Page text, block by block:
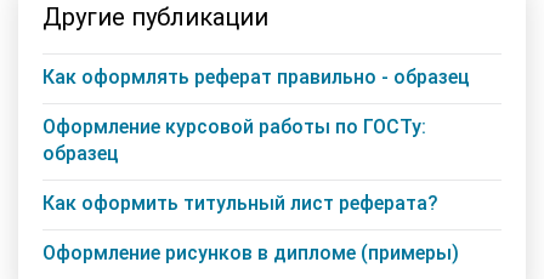
Другие публикации
Как оформлять реферат правильно - образец
Оформление курсовой работы по ГОСТу:
образец
Как оформить титульный лист реферата?
Оформление рисунков в дипломе (примеры)